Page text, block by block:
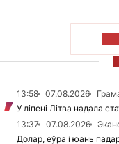
13:58 07.08.2026
У ліпені Літва надала
13:37
07.08.2026
Долар, еўра і юань